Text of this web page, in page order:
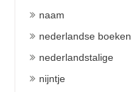
naam
nederlandse boeken
nederlandstalige
nijntje